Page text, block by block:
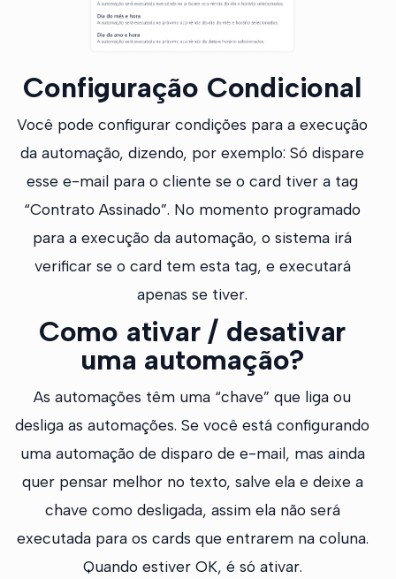
Configuração Condicional
Você pode configurar condições para a execução
da automação, dizendo, por exemplo: Só dispare
esse e-mail para o cliente se o card tiver a tag
“Contrato Assinado”. No momento programado
para a execução da automação, o sistema irá
verificar se o card tem esta tag, e executará
apenas se tiver.
Como ativar / desativar
uma automação?
As automações têm uma “chave” que liga ou
desliga as automações. Se você está configurando
uma automação de disparo de e-mail, mas ainda
quer pensar melhor no texto, salve ela e deixe a
chave como desligada, assim ela não será
executada para os cards que entrarem na coluna.
Quando estiver OK, é só ativar.